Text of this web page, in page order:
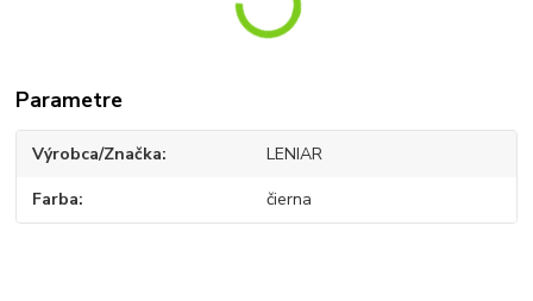
Parametre
Výrobca/Značka LENIAR
Farba čierna